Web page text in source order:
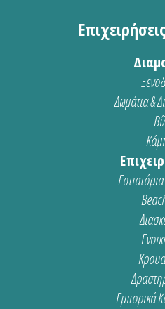
Δωμάτια &
Εμπορικά